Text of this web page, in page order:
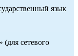
язык
сетевого